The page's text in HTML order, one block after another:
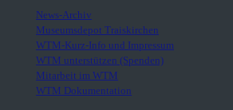
News-Archiv
Museumsdepot Traiskirchen
WTM-Kurz-Info und Impressum
WTM unterstützen (Spenden)
Mitarbeit im WTM
WTM Dokumentation